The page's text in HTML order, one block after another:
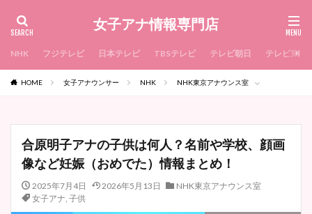
女子アナ情報専門店
NHK フジテレビ 日本テレビ TBSテレビ テレビ朝日 テレビ東京
HOME 女子アナウンサー NHK NHK東京アナウンス室
合原明子アナの子供は何人？名前や学校、顔画
像など妊娠（おめでた）情報まとめ！
2025年7月4日 2026年5月13日
NHK東京アナウンス室
女子アナ, 子供